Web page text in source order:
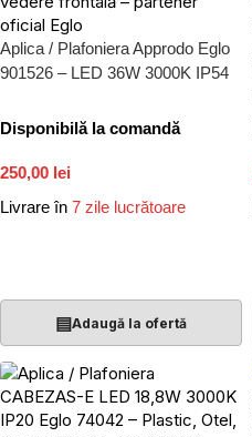
Aplica / Plafoniera Approdo Eglo
901526 – LED 36W 3000K IP54
Disponibilă la comandă
250,00 lei
Livrare în 7 zile lucrătoare
▤Adaugă la ofertă